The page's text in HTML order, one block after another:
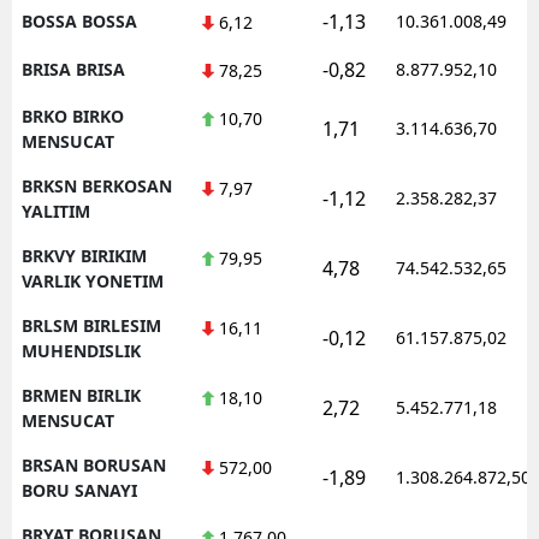
BOSSA BOSSA 6,12 -1,13 10.361.008,49
BRISA BRISA 78,25 -0,82 8.877.952,10
BRKO BIRKO
MENSUCAT
10,70 1,71 3.114.636,70
BRKSN BERKOSAN
YALITIM
7,97 -1,12 2.358.282,37
BRKVY BIRIKIM
VARLIK YONETIM
79,95 4,78 74.542.532,65
BRLSM BIRLESIM
MUHENDISLIK
16,11 -0,12 61.157.875,02
BRMEN BIRLIK
MENSUCAT
18,10 2,72 5.452.771,18
BRSAN BORUSAN
BORU SANAYI
572,00 -1,89 1.308.264.872,50
BRYAT BORUSAN